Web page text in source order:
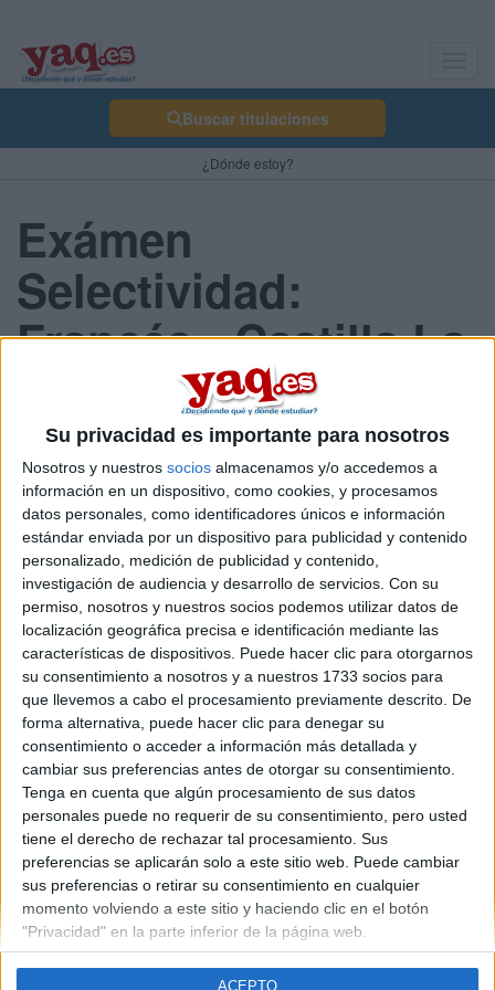
Su privacidad es importante para nosotros
Nosotros y nuestros socios almacenamos y/o accedemos a
información en un dispositivo, como cookies, y procesamos
datos personales, como identificadores únicos e información
estándar enviada por un dispositivo para publicidad y contenido
personalizado, medición de publicidad y contenido,
investigación de audiencia y desarrollo de servicios. Con su
permiso, nosotros y nuestros socios podemos utilizar datos de
localización geográfica precisa e identificación mediante las
características de dispositivos. Puede hacer clic para otorgarnos
su consentimiento a nosotros y a nuestros 1733 socios para
que llevemos a cabo el procesamiento previamente descrito. De
forma alternativa, puede hacer clic para denegar su
consentimiento o acceder a información más detallada y
cambiar sus preferencias antes de otorgar su consentimiento.
Tenga en cuenta que algún procesamiento de sus datos
personales puede no requerir de su consentimiento, pero usted
tiene el derecho de rechazar tal procesamiento. Sus
preferencias se aplicarán solo a este sitio web. Puede cambiar
sus preferencias o retirar su consentimiento en cualquier
momento volviendo a este sitio y haciendo clic en el botón
"Privacidad" en la parte inferior de la página web.
ACEPTO
Buscar titulaciones
¿Dónde estoy?
Exámen
Selectividad:
Francés - Castilla La
Mancha 2013 Junio
Comunidad:
Castilla La Mancha
Año del examen:
2013
Mes de examen:
Junio
Asignatura:
Francés
Fichero Examen:
examen-selectividad-frances-castilla-mancha-2013-junio.pdf
Quiénes somos| Contactar| Anúnciate
Aviso legal|Politica de privacidad|Condiciones generales
de cookies
© 2003-2026Compás Mediterráneo S.L.- Diego de León 47 - 28006
Madrid [ESPAÑA] - Tel. +34 91 593 2767